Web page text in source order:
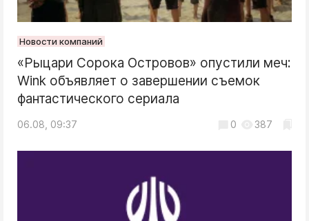
Новости компаний
«Рыцари Сорока Островов» опустили меч:
Wink объявляет о завершении съемок
фантастического сериала
06.08, 09:37 0 387